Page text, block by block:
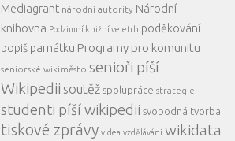
Mediagrant národní autority Národní
knihovna Podzimní knižní veletrh poděkování
popiš památku Programy pro komunitu
seniorské wikiměsto senioři píší
Wikipedii soutěž spolupráce strategie
studenti píší wikipedii svobodná tvorba
tiskové zprávy videa vzdělávání wikidata